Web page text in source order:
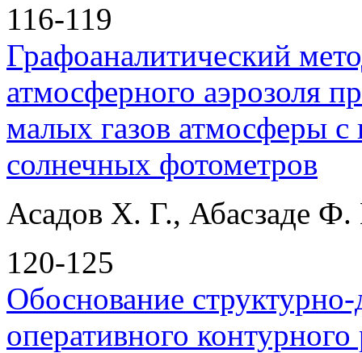
116-119
Графоаналитический
атмосферного аэрозоля
малых газов атмосферы
солнечных фотометров
Асадов Х. Г., Абасзаде Ф.
120-125
Обоснование
оперативного